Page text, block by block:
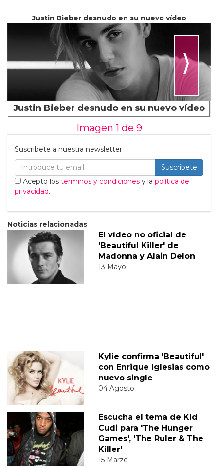
Justin Bieber desnudo en su nuevo vídeo
⟩
Justin Bieber desnudo en su nuevo vídeo
Imagen 1 de 9
Suscribete a nuestra newsletter:
Suscribete
Acepto los terminos y condiciones y la política de
privacidad.
Noticias relacionadas
El vídeo no oficial de
'Beautiful Killer' de
Madonna y Alain Delon
13 Mayo
Kylie confirma 'Beautiful'
con Enrique Iglesias como
nuevo single
04 Agosto
Escucha el tema de Kid
Cudi para 'The Hunger
Games', 'The Ruler & The
Killer'
15 Marzo